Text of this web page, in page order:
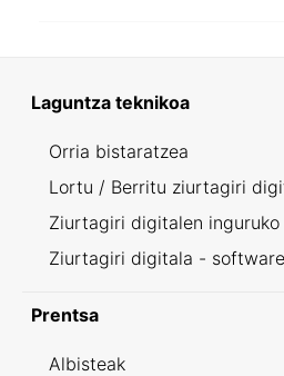
Laguntza teknikoa
Orria bistaratzea
Lortu / Berritu ziurtagiri
Ziurtagiri digitalen
Ziurtagiri digitala -
Prentsa
Albisteak